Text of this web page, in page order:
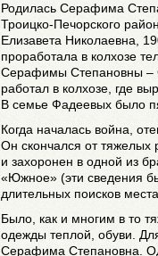
Родилась Серафима
Троицко-Печорского
Елизавета Николаевна,
проработала в колхозе
Серафимы Степановны –
работал в колхозе, где
В семье Фадеевых было
Когда началась война,
Он скончался от
и захоронен в одной из
«Южное» (эти сведения
длительных поисков
Было, как и многим в то
одежды теплой, обуви.
Серафима Степановна.